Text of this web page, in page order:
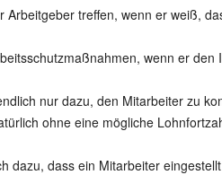
treffen, wenn er weiß,
wenn er
nur dazu, den Mitarbeiter zu
ohne eine mögliche
dazu, dass ein Mitarbeiter